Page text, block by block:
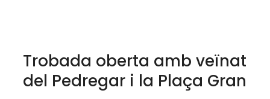
Trobada oberta amb veïnat
del Pedregar i la Plaça Gran